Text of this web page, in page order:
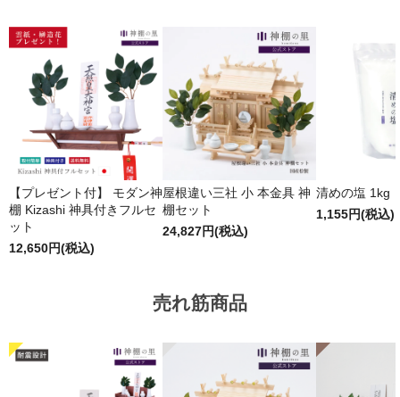
【プレゼント付】 モダン神
棚 Kizashi 神具付きフルセ
ット
12,650円(税込)
屋根違い三社 小 本金具 神
棚セット
24,827円(税込)
清めの塩 1kg
1,155円(税込)
売れ筋商品